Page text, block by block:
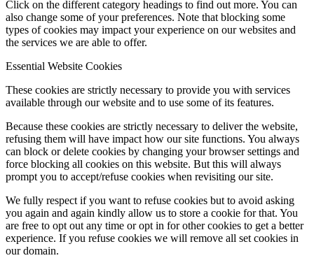
Click on the different category headings to find out more. You can
also change some of your preferences. Note that blocking some
types of cookies may impact your experience on our websites and
the services we are able to offer.
Essential Website Cookies
These cookies are strictly necessary to provide you with services
available through our website and to use some of its features.
Because these cookies are strictly necessary to deliver the website,
refusing them will have impact how our site functions. You always
can block or delete cookies by changing your browser settings and
force blocking all cookies on this website. But this will always
prompt you to accept/refuse cookies when revisiting our site.
We fully respect if you want to refuse cookies but to avoid asking
you again and again kindly allow us to store a cookie for that. You
are free to opt out any time or opt in for other cookies to get a better
experience. If you refuse cookies we will remove all set cookies in
our domain.